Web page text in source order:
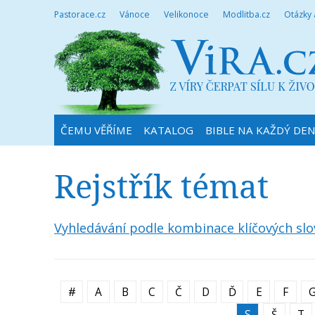
Pastorace.cz Vánoce Velikonoce Modlitba.cz
ČEMU VĚŘÍME KATALOG BIBLE NA KAŽDÝ DEN
Rejstřík témat
Vyhledávání podle kombinace klíčových
# A B C Č D Ď E F